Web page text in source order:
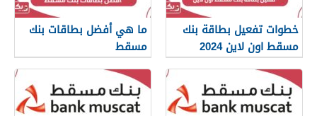
خطوات تفعيل بطاقة بنك
مسقط اون لاين 2024
ما هي أفضل بطاقات بنك
مسقط